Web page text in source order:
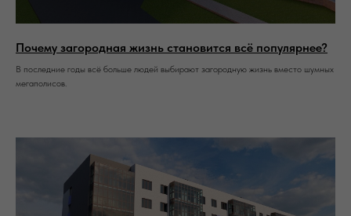
Почему загородная жизнь становится всё популярнее?
В последние годы всё больше людей выбирают загородную жизнь вместо шумных
мегаполисов.